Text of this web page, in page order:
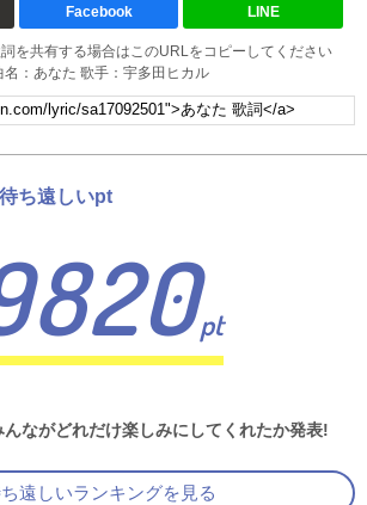
Facebook LINE
を共有する場合はこのURLをコピーしてください
名：あなた 歌手：宇多田ヒカル
ち遠しいpt
pt
ながどれだけ楽しみにしてくれたか発表!
遠しいランキングを見る